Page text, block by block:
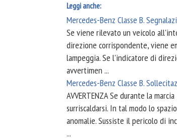
Leggi anche:
Mercedes-Benz Classe B.
Se viene rilevato un veicolo
direzione corrispondente, viene
lampeggia. Se l'indicatore di
avvertimen ...
Mercedes-Benz Classe B.
AVVERTENZA Se durante la
surriscaldarsi. In tal modo lo
anomalie. Sussiste il pericolo di
...